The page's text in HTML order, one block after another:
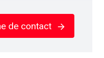
de contact